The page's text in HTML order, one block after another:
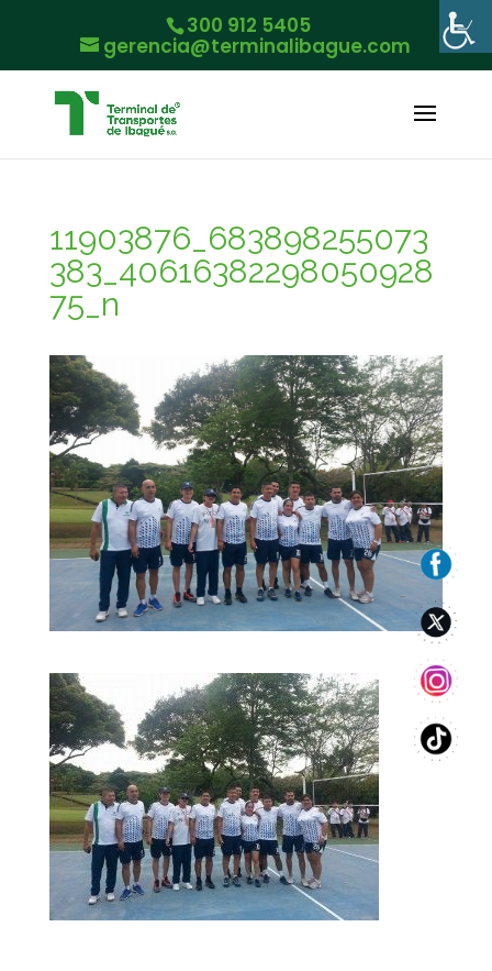
300 912 5405
gerencia@terminalibague.com
11903876_683898255073
383_40616382298050928
75_n